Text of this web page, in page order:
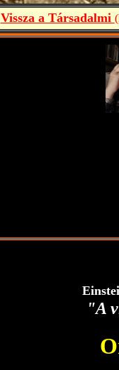
Vissza a Társadalmi
"A